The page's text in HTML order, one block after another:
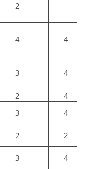
2
4 4
3 4
2
4
3 4
2 2
3 4